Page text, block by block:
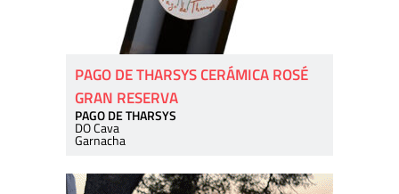
PAGO DE THARSYS CERÁMICA ROSÉ
GRAN RESERVA
PAGO DE THARSYS
DO Cava
Garnacha